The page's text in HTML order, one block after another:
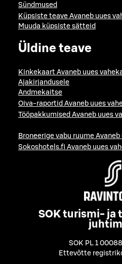
Sündmused
Küpsiste teave Avaneb uues
Muuda küpsiste sätteid
Üldine teave
Kinkekaart Avaneb uues
Ajakirjandusele
Andmekaitse
Oiva-raportid Avaneb uues
Tööpakkumised Avaneb uues
Broneerige vabu ruume Avaneb
Sokoshotels.fi Avaneb uues
SOK turismi-
SOK PL 1
Ettevõtte